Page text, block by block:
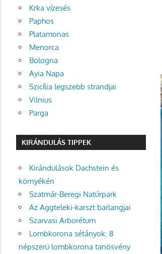
Krka vízesés
Paphos
Platamonas
Menorca
Bologna
Ayia Napa
Szicília legszebb strandjai
Vilnius
Parga
KIRÁNDULÁS TIPPEK
Kirándulások Dachstein és
környékén
Szatmár-Beregi Natúrpark
Az Aggteleki-karszt barlangjai
Szarvasi Arborétum
Lombkorona sétányok: 8
népszerű lombkorona tanösvény